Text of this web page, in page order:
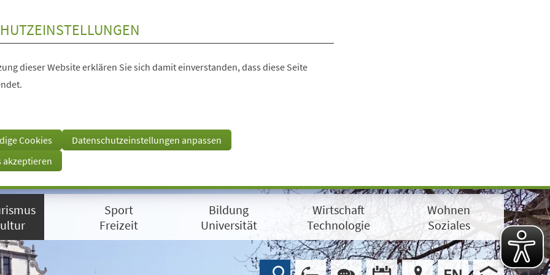
dieser Website erklären Sie sich damit einverstanden, dass diese Seite
Cookies
Datenschutzeinstellungen anpassen
akzeptieren
Sport
Freizeit
Bildung
Universität
Wirtschaft
Technologie
Wohnen
Soziales